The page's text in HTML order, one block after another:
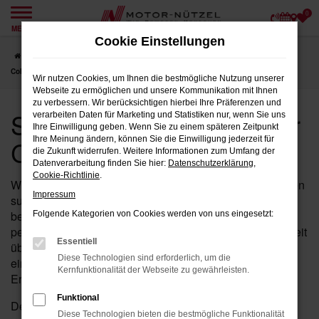
Zum
springen
MENÜ
0
Coburg bei Motor-Nützel
Seat Ateca Neuwagen für
Coburg bei Motor-Nützel
Wenn Sie in der Nähe von Coburg nach einem Neuwagen
suchen, der sowohl durch Stil als auch durch Leistung
besticht, ist der Ateca von Seat bei Motor-Nützel die
perfekte Wahl für Sie. Als Ihr etabliertes Seat Autohaus seit
über 90 Jahren in der Nähe von Coburg bieten wir Ihnen
eine breite Auswahl an Ateca Neuwagen, die all Ihre
Erwartungen erfüllen werden.
Der Ateca von Seat vereint modernste Technologie,
Cookie Einstellungen
Wir nutzen Cookies, um Ihnen die bestmögliche Nutzung unserer
Webseite zu ermöglichen und unsere Kommunikation mit Ihnen
zu verbessern. Wir berücksichtigen hierbei Ihre Präferenzen und
verarbeiten Daten für Marketing und Statistiken nur, wenn Sie uns
Ihre Einwilligung geben. Wenn Sie zu einem späteren Zeitpunkt
Ihre Meinung ändern, können Sie die Einwilligung jederzeit für
die Zukunft widerrufen. Weitere Informationen zum Umfang der
Datenverarbeitung finden Sie hier: Datenschutzerklärung,
Cookie-Richtlinie.
Impressum
Folgende Kategorien von Cookies werden von uns eingesetzt:
Essentiell
Diese Technologien sind erforderlich, um die
Kernfunktionalität der Webseite zu gewährleisten.
Funktional
Diese Technologien bieten die bestmögliche Funktionalität